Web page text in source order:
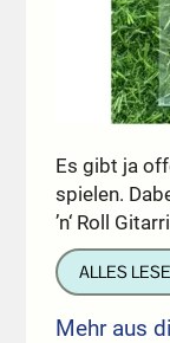
Es gibt ja
spielen.
’n‘ Roll
ALLES
Mehr aus